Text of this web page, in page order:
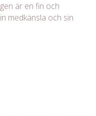
är en fin och
medkänsla och sin